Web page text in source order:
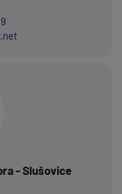
- Slušovice